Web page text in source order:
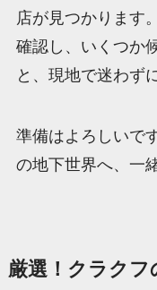
店が見つかります
確認し、いくつか
と、現地で迷わず
準備はよろしいで
の地下世界へ、一
厳選！クラクフ